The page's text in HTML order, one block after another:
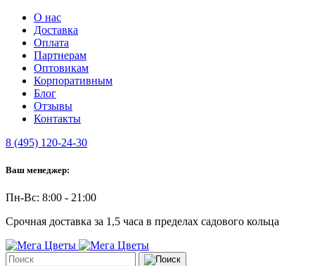
О нас
Доставка
Оплата
Партнерам
Оптовикам
Корпоративным
Блог
Отзывы
Контакты
8 (495) 120-24-30
Ваш менеджер:
Пн-Вс: 8:00 - 21:00
Срочная доставка за 1,5 часа в пределах садового кольца